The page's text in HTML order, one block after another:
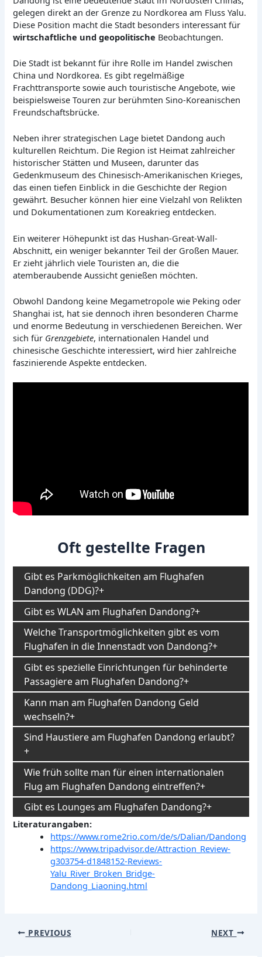
gelegen direkt an der Grenze zu Nordkorea am Fluss Yalu.
Diese Position macht die Stadt besonders interessant für
wirtschaftliche und geopolitische Beobachtungen.
Die Stadt ist bekannt für ihre Rolle im Handel zwischen
China und Nordkorea. Es gibt regelmäßige
Frachttransporte sowie auch touristische Angebote, wie
beispielsweise Touren zur berühmten Sino-Koreanischen
Freundschaftsbrücke.
Neben ihrer strategischen Lage bietet Dandong auch
kulturellen Reichtum. Die Region ist Heimat zahlreicher
historischer Stätten und Museen, darunter das
Gedenkmuseum des Chinesisch-Amerikanischen Krieges,
das einen tiefen Einblick in die Geschichte der Region
gewährt. Besucher können hier eine Vielzahl von Relikten
und Dokumentationen zum Koreakrieg entdecken.
Ein weiterer Höhepunkt ist das Hushan-Great-Wall-
Abschnitt, ein weniger bekannter Teil der Großen Mauer.
Er zieht jährlich viele Touristen an, die die
atemberaubende Aussicht genießen möchten.
Obwohl Dandong keine Megametropole wie Peking oder
Shanghai ist, hat sie dennoch ihren besonderen Charme
und enorme Bedeutung in verschiedenen Bereichen. Wer
sich für Grenzgebiete, internationalen Handel und
chinesische Geschichte interessiert, wird hier zahlreiche
faszinierende Aspekte entdecken.
Oft gestellte Fragen
Gibt es Parkmöglichkeiten am Flughafen
Dandong (DDG)?
Gibt es WLAN am Flughafen Dandong?
Welche Transportmöglichkeiten gibt es vom
Flughafen in die Innenstadt von Dandong?
Gibt es spezielle Einrichtungen für behinderte
Passagiere am Flughafen Dandong?
Kann man am Flughafen Dandong Geld
wechseln?
Sind Haustiere am Flughafen Dandong erlaubt?
Wie früh sollte man für einen internationalen
Flug am Flughafen Dandong eintreffen?
Gibt es Lounges am Flughafen Dandong?
Literaturangaben:
https://www.rome2rio.com/de/s/Dalian/Dandong
https://www.tripadvisor.de/Attraction_Review-
g303754-d1848152-Reviews-
Yalu_River_Broken_Bridge-
Dandong_Liaoning.html
Post
PREVIOUS NEXT